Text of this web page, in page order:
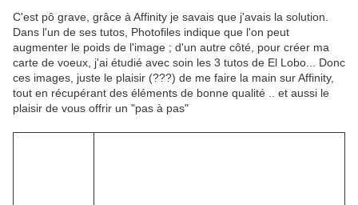
C'est pô grave, grâce à Affinity je savais que j'avais la solution.
Dans l'un de ses tutos, Photofiles indique que l'on peut
augmenter le poids de l'image ; d'un autre côté, pour créer ma
carte de voeux, j'ai étudié avec soin les 3 tutos de El Lobo... Donc
ces images, juste le plaisir (???) de me faire la main sur Affinity,
tout en récupérant des éléments de bonne qualité .. et aussi le
plaisir de vous offrir un "pas à pas"